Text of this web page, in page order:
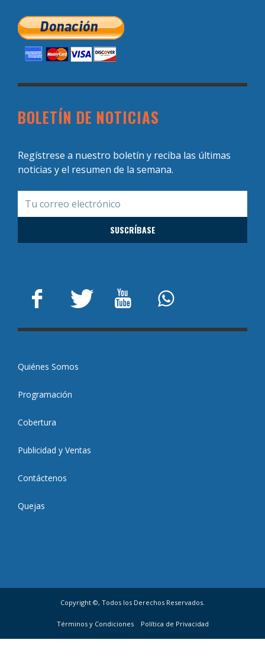
BOLETÍN DE NOTICIAS
Regístrese a nuestro boletín y reciba las últimas
noticias y el resumen de la semana.
Quiénes Somos
Programación
Cobertura
Publicidad y Ventas
Contáctenos
Quejas
Copyright ©, Todos los Derechos Reservados.
Términos y Condiciones Política de Privacidad